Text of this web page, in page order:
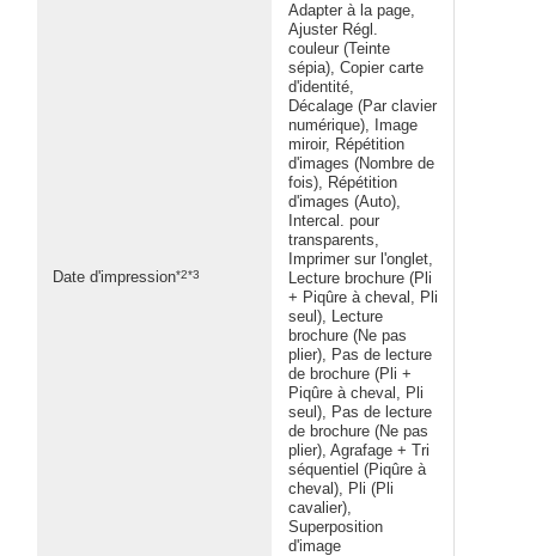
Date d'impression*2*3
Adapter à la page,
Ajuster Régl.
couleur (Teinte
sépia), Copier carte
d'identité,
Décalage (Par clavier
numérique), Image
miroir, Répétition
d'images (Nombre de
fois), Répétition
d'images (Auto),
Intercal. pour
transparents,
Imprimer sur l'onglet,
Lecture brochure (Pli
+ Piqûre à cheval, Pli
seul), Lecture
brochure (Ne pas
plier), Pas de lecture
de brochure (Pli +
Piqûre à cheval, Pli
seul), Pas de lecture
de brochure (Ne pas
plier), Agrafage + Tri
séquentiel (Piqûre à
cheval), Pli (Pli
cavalier),
Superposition
d'image